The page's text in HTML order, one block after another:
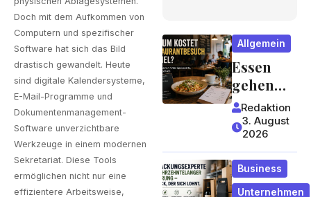
Doch mit dem Aufkommen von
Computern und spezifischer
Software hat sich das Bild
drastisch gewandelt. Heute
sind digitale Kalendersysteme,
E-Mail-Programme und
Dokumentenmanagement-
Software unverzichtbare
Werkzeuge in einem modernen
Sekretariat. Diese Tools
ermöglichen nicht nur eine
effizientere Arbeitsweise,
ng und
Zeitplan
achten
sollten
Allgemein
Essen
gehen
wird zum
Luxus?
Wie
Gastrono
miepreis
e
Redaktion
3. August
2026
Business
Unternehmen